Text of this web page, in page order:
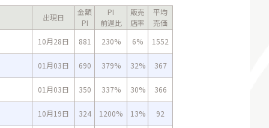
出現日
金額
PI
PI
前週比
販売
店率
平均
売価
10月28日
881 230% 6% 1552
01月03日 690 379% 32% 367
01月03日 350 337% 30% 366
10月19日 324 1200% 13% 92